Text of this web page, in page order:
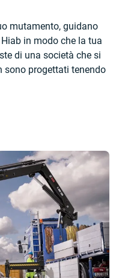
mutamento, guidano
in modo che la tua
di una società che si
sono progettati tenendo